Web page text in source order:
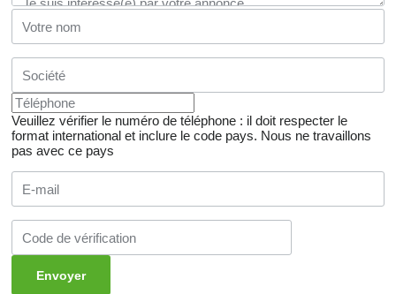
Veuillez vérifier le numéro de téléphone : il doit respecter le
format international et inclure le code pays. Nous ne travaillons
pas avec ce pays